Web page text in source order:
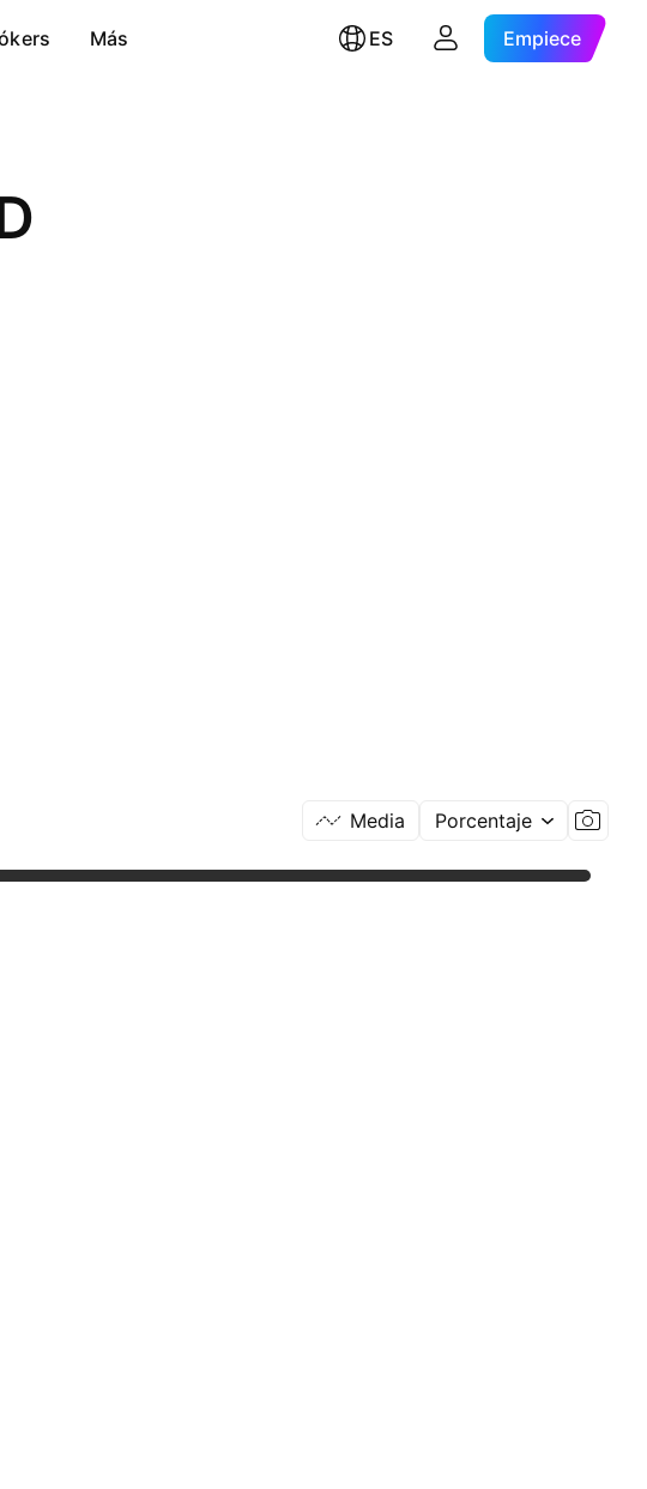
Más ES Empiece
Media Porcentaje